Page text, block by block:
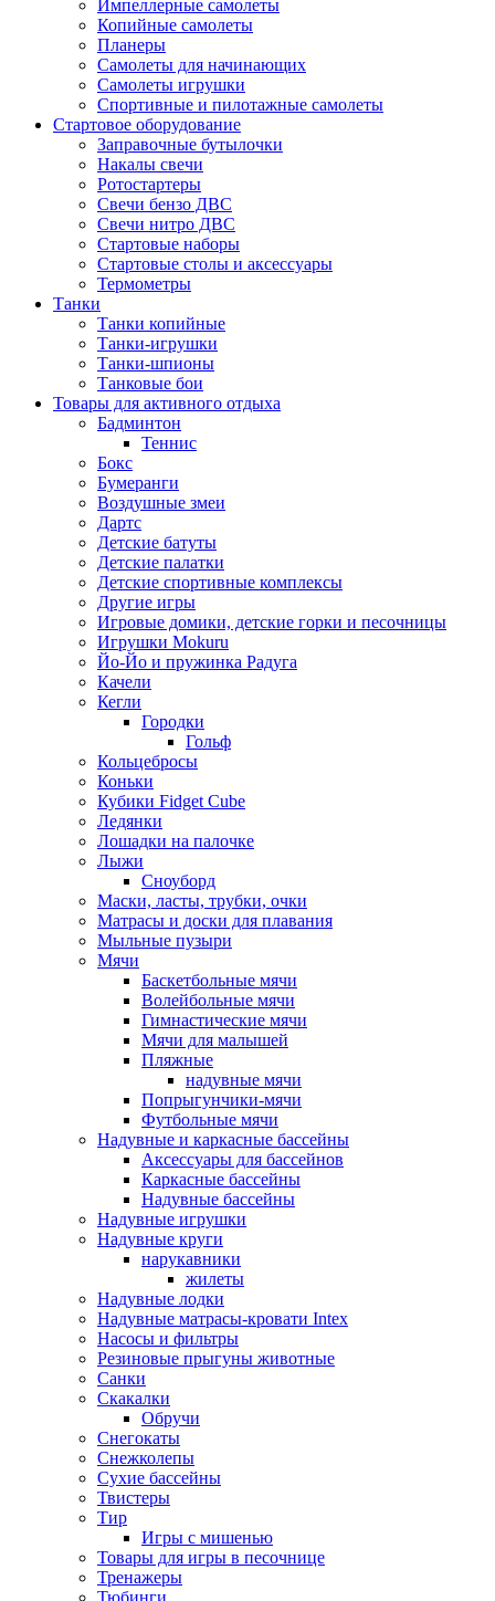
Импеллерные самолеты
Копийные самолеты
Планеры
Самолеты для начинающих
Самолеты игрушки
Спортивные и пилотажные самолеты
Стартовое оборудование
Заправочные бутылочки
Накалы свечи
Ротостартеры
Свечи бензо ДВС
Свечи нитро ДВС
Стартовые наборы
Стартовые столы и аксессуары
Термометры
Танки
Танки копийные
Танки-игрушки
Танки-шпионы
Танковые бои
Товары для активного отдыха
Бадминтон
Теннис
Бокс
Бумеранги
Воздушные змеи
Дартс
Детские батуты
Детские палатки
Детские спортивные комплексы
Другие игры
Игровые домики, детские горки и песочницы
Игрушки Mokuru
Йо-Йо и пружинка Радуга
Качели
Кегли
Городки
Гольф
Кольцебросы
Коньки
Кубики Fidget Cube
Ледянки
Лошадки на палочке
Лыжи
Сноуборд
Маски, ласты, трубки, очки
Матрасы и доски для плавания
Мыльные пузыри
Мячи
Баскетбольные мячи
Волейбольные мячи
Гимнастические мячи
Мячи для малышей
Пляжные
надувные мячи
Попрыгунчики-мячи
Футбольные мячи
Надувные и каркасные бассейны
Аксессуары для бассейнов
Каркасные бассейны
Надувные бассейны
Надувные игрушки
Надувные круги
нарукавники
жилеты
Надувные лодки
Надувные матрасы-кровати Intex
Насосы и фильтры
Резиновые прыгуны животные
Санки
Скакалки
Обручи
Снегокаты
Снежколепы
Сухие бассейны
Твистеры
Тир
Игры с мишенью
Товары для игры в песочнице
Тренажеры
Тюбинги